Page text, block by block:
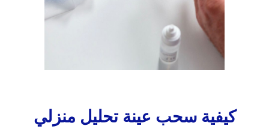
كيفية سحب عينة تحليل منزلي